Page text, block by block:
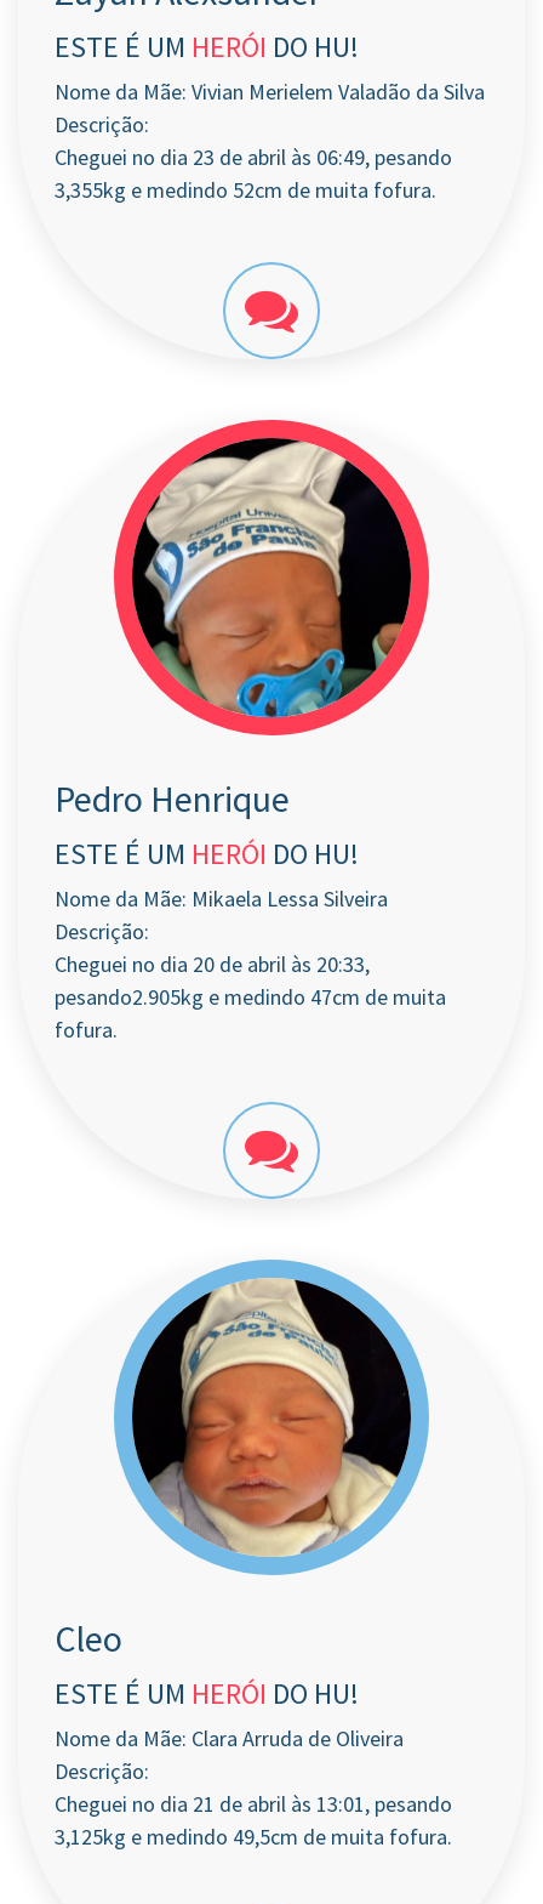
ESTE É UM HERÓI DO HU!
Nome da Mãe: Vivian Merielem Valadão da Silva
Descrição:
Cheguei no dia 23 de abril às 06:49, pesando
3,355kg e medindo 52cm de muita fofura.
Pedro Henrique
ESTE É UM HERÓI DO HU!
Nome da Mãe: Mikaela Lessa Silveira
Descrição:
Cheguei no dia 20 de abril às 20:33,
pesando2.905kg e medindo 47cm de muita
fofura.
Cleo
ESTE É UM HERÓI DO HU!
Nome da Mãe: Clara Arruda de Oliveira
Descrição:
Cheguei no dia 21 de abril às 13:01, pesando
3,125kg e medindo 49,5cm de muita fofura.